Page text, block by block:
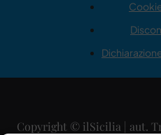
Copyright © ilSicilia | aut.